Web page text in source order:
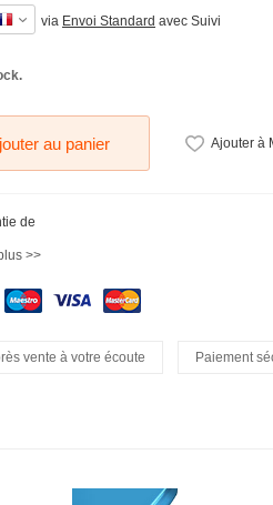
via Envoi Standard avec Suivi
au panier Ajouter à
de
>>
vente à votre écoute Paiement